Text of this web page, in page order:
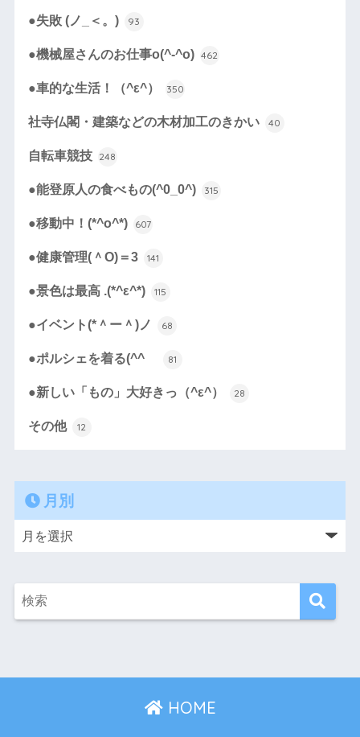
●失敗 (ノ_＜。) 93
●機械屋さんのお仕事o(^-^o) 462
●車的な生活！（^ε^） 350
社寺仏閣・建築などの木材加工のきかい 40
自転車競技 248
●能登原人の食べもの(^0_0^) 315
●移動中！(*^o^*) 607
●健康管理(＾O)＝3 141
●景色は最高 .(*^ε^*) 115
●イベント(*＾ー＾)ノ 68
●ポルシェを着る(^^ゞ 81
●新しい「もの」大好きっ（^ε^） 28
その他 12
月別
HOME